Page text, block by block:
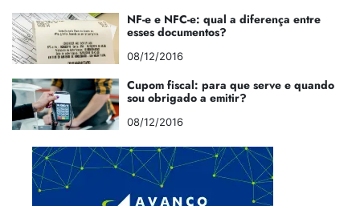
NF-e e NFC-e: qual a diferença entre
esses documentos?
08/12/2016
Cupom fiscal: para que serve e quando
sou obrigado a emitir?
08/12/2016